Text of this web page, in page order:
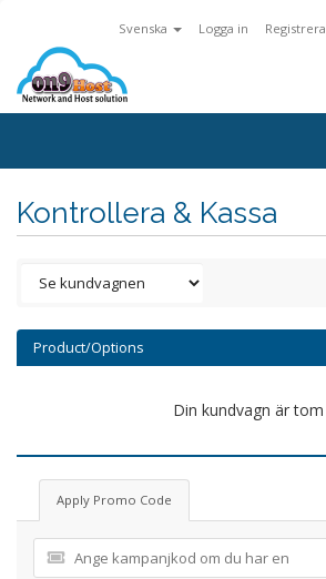
Svenska Logga in Registrera
Kontrollera & Kassa
Product/Options
Din kundvagn är tom
Apply Promo Code